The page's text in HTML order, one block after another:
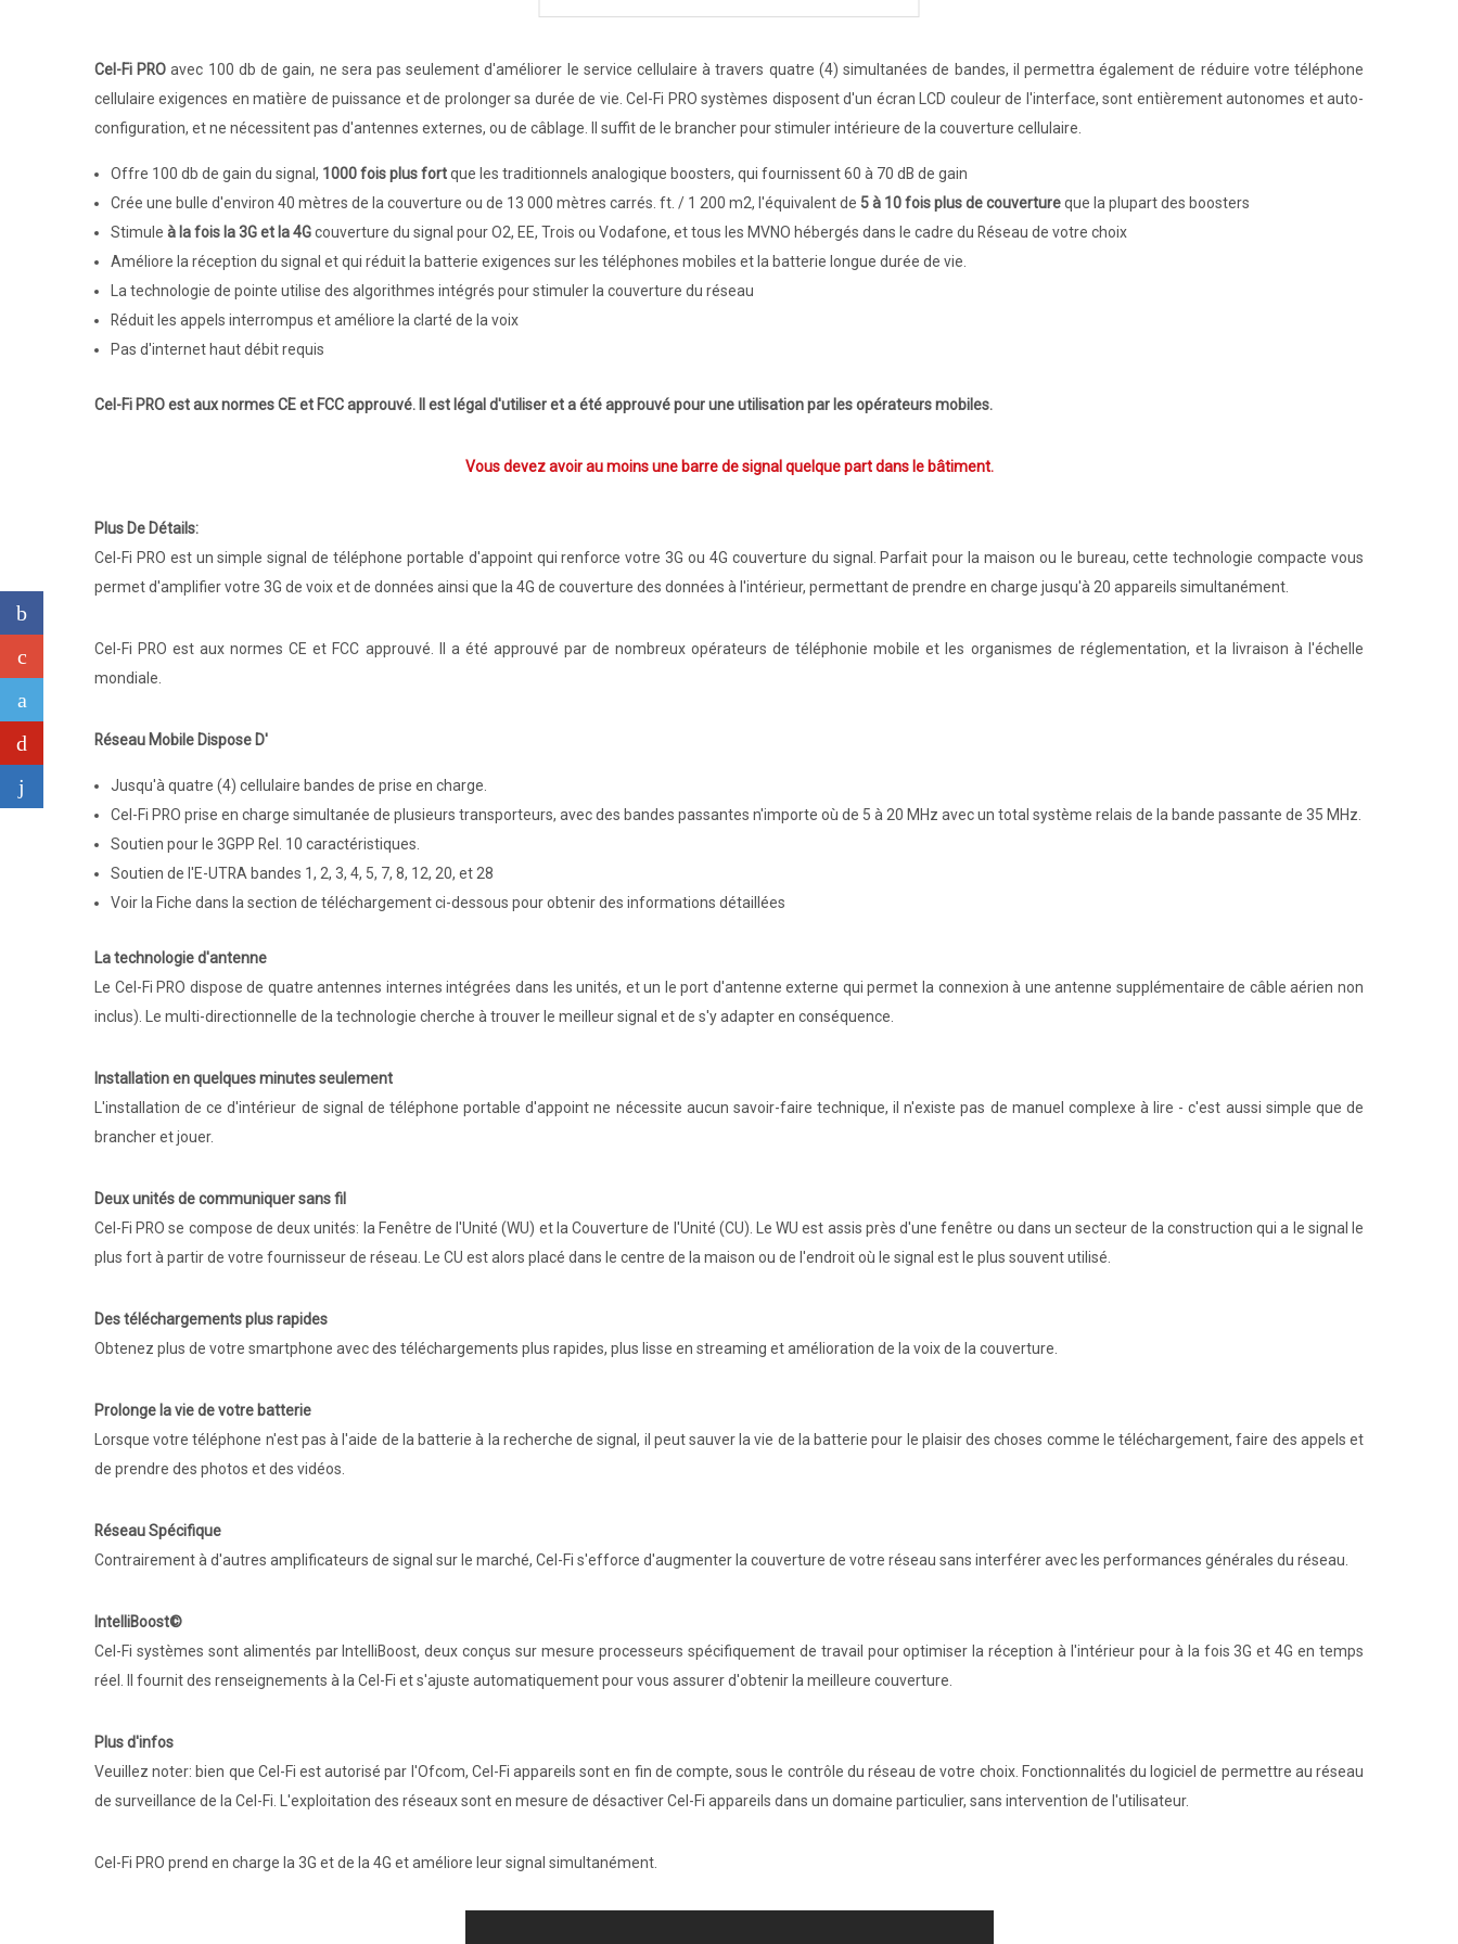
Cel-Fi PROavec 100 db de gain, ne sera pas seulement d'améliorer le service cellulaire à travers quatre (4) simultanées de bandes, il permettra également de réduire votre téléphone
cellulaire exigences en matière de puissance et de prolonger sa durée de vie. Cel-Fi PRO systèmes disposent d'un écran LCD couleur de l'interface, sont entièrement autonomes et auto-
configuration, et ne nécessitent pas d'antennes externes, ou de câblage. Il suffit de le brancher pour stimuler intérieure de la couverture cellulaire.
Offre 100 db de gain du signal, 1000 fois plus fortque les traditionnels analogique boosters, qui fournissent 60 à 70 dB de gain
Crée une bulle d'environ 40 mètres de la couverture ou de 13 000 mètres carrés. ft. / 1 200 m2, l'équivalent de 5 à 10 fois plus de couvertureque la plupart des boosters
Stimule à la fois la 3G et la 4Gcouverture du signal pour O2, EE, Trois ou Vodafone, et tous les MVNO hébergés dans le cadre du Réseau de votre choix
Améliore la réception du signal et qui réduit la batterie exigences sur les téléphones mobiles et la batterie longue durée de vie.
La technologie de pointe utilise des algorithmes intégrés pour stimuler la couverture du réseau
Réduit les appels interrompus et améliore la clarté de la voix
Pas d'internet haut débit requis
Cel-Fi PRO est aux normes CE et FCC approuvé. Il est légal d'utiliser et a été approuvé pour une utilisation par les opérateurs mobiles.
Vous devez avoir au moins une barre de signal quelque part dans le bâtiment.
Plus De Détails:
Cel-Fi PRO est un simple signal de téléphone portable d'appoint qui renforce votre 3G ou 4G couverture du signal. Parfait pour la maison ou le bureau, cette technologie compacte vous
permet d'amplifier votre 3G de voix et de données ainsi que la 4G de couverture des données à l'intérieur, permettant de prendre en charge jusqu'à 20 appareils simultanément.
Cel-Fi PRO est aux normes CE et FCC approuvé. Il a été approuvé par de nombreux opérateurs de téléphonie mobile et les organismes de réglementation, et la livraison à l'échelle
mondiale.
Réseau Mobile Dispose D'
Jusqu'à quatre (4) cellulaire bandes de prise en charge.
Cel-Fi PRO prise en charge simultanée de plusieurs transporteurs, avec des bandes passantes n'importe où de 5 à 20 MHz avec un total système relais de la bande passante de 35 MHz.
Soutien pour le 3GPP Rel. 10 caractéristiques.
Soutien de l'E-UTRA bandes 1, 2, 3, 4, 5, 7, 8, 12, 20, et 28
Voir la Fiche dans la section de téléchargement ci-dessous pour obtenir des informations détaillées
La technologie d'antenne
Le Cel-Fi PRO dispose de quatre antennes internes intégrées dans les unités, et un le port d'antenne externe qui permet la connexion à une antenne supplémentaire de câble aérien non
inclus). Le multi-directionnelle de la technologie cherche à trouver le meilleur signal et de s'y adapter en conséquence.
Installation en quelques minutes seulement
L'installation de ce d'intérieur de signal de téléphone portable d'appoint ne nécessite aucun savoir-faire technique, il n'existe pas de manuel complexe à lire - c'est aussi simple que de
brancher et jouer.
Deux unités de communiquer sans fil
Cel-Fi PRO se compose de deux unités: la Fenêtre de l'Unité (WU) et la Couverture de l'Unité (CU). Le WU est assis près d'une fenêtre ou dans un secteur de la construction qui a le signal le
plus fort à partir de votre fournisseur de réseau. Le CU est alors placé dans le centre de la maison ou de l'endroit où le signal est le plus souvent utilisé.
Des téléchargements plus rapides
Obtenez plus de votre smartphone avec des téléchargements plus rapides, plus lisse en streaming et amélioration de la voix de la couverture.
Prolonge la vie de votre batterie
Lorsque votre téléphone n'est pas à l'aide de la batterie à la recherche de signal, il peut sauver la vie de la batterie pour le plaisir des choses comme le téléchargement, faire des appels et
de prendre des photos et des vidéos.
Réseau Spécifique
Contrairement à d'autres amplificateurs de signal sur le marché, Cel-Fi s'efforce d'augmenter la couverture de votre réseau sans interférer avec les performances générales du réseau.
IntelliBoost©
Cel-Fi systèmes sont alimentés par IntelliBoost, deux conçus sur mesure processeurs spécifiquement de travail pour optimiser la réception à l'intérieur pour à la fois 3G et 4G en temps
réel. Il fournit des renseignements à la Cel-Fi et s'ajuste automatiquement pour vous assurer d'obtenir la meilleure couverture.
Plus d'infos
Veuillez noter: bien que Cel-Fi est autorisé par l'Ofcom, Cel-Fi appareils sont en fin de compte, sous le contrôle du réseau de votre choix. Fonctionnalités du logiciel de permettre au réseau
de surveillance de la Cel-Fi. L'exploitation des réseaux sont en mesure de désactiver Cel-Fi appareils dans un domaine particulier, sans intervention de l'utilisateur.
Cel-Fi PRO prend en charge la 3G et de la 4G et améliore leur signal simultanément.